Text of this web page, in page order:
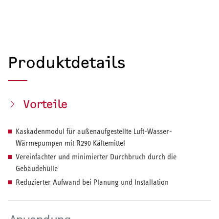
HEIZEN UND KÜHLEN
Produktdetails
Vorteile
Kaskadenmodul für außenaufgestellte Luft-Wasser-
Wärmepumpen mit R290 Kältemittel
Vereinfachter und minimierter Durchbruch durch die
Gebäudehülle
Reduzierter Aufwand bei Planung und Installation